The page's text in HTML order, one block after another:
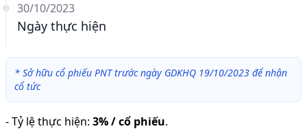
30/10/2023
Ngày thực hiện
* Sở hữu cổ phiếu PNT trước ngày GDKHQ 19/10/2023 để nhận
cổ tức
-Tỷ lệ thực hiện: 3% / cổ phiếu.